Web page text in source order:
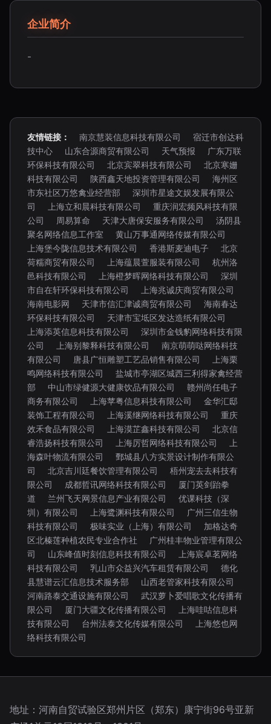
企业简介
-
友情链接： 南京慧装信息科技有限公司
宿迁市创达科
技中心
山东合源商贸有限公司 天气预报
广东万联
环保科技有限公司
北京宾翠科技有限公司
北京寒姗
科技有限公司
陕西鑫天地投资管理有限公司
海州区
市东社区万悠禽业经营部
深圳市星途文娱发展有限公
司
上海立和晨科技有限公司
重庆润宏频风科技有限
公司
周易算命 天津大唐保安服务有限公司
汤阴县
聚名网络信息工作室
黄山万事通网络传媒有限公司
上海堡今陇信息技术有限公司
香港斯麦迪电子
北京
荷糯商贸有限公司
上海蕴晨萱服装有限公司
杭州洛
邑科技有限公司
上海橙梦晖网络科技有限公司
深圳
市自在轩环保科技有限公司
上海兆诚庆商贸有限公司
海南电影网
天津市信汇津诚商贸有限公司
海南春达
环保科技有限公司
天津市宝坻区发达造纸有限公司
上海添英信息科技有限公司
深圳市金钱豹网络科技有限
公司
上海别黎释科技有限公司
南京萌萌哒网络科技
有限公司
唐县广恒雕塑工艺品销售有限公司
上海栗
鸣网络科技有限公司
盐城市亭湖区城西三利得家禽经营
部
中山市绿健源大健康饮品有限公司
赣州尚任电子
商务有限公司
上海苹粤信息科技有限公司
金华汇邸
装饰工程有限公司
上海溪继网络科技有限公司
重庆
效禾食品有限公司
上海漠芷鑫科技有限公司
北京信
睿浩扬科技有限公司
上海厉哲网络科技有限公司
上
海森叶物流有限公司
鄄城县八方实景设计制作有限公
司
北京吉川廷餐饮管理有限公司
梧州宠去去科技有
限公司
成都哲讯网络科技有限公司
厦门英剑跆拳
道
兰州飞天网景信息产业有限公司
优课科技（深
圳）有限公司
上海鹭渊科技有限公司
广州三信生物
科技有限公司
极味实业（上海）有限公司
加格达奇
区北榛莲种植农民专业合作社
广州桂丰物业管理有限公
司
山东峰值时刻信息科技有限公司
上海宸卓茗网络
科技有限公司
乳山市众益兴汽车租赁有限公司
德化
县慧谱云汇信息技术服务部
山西老管家科技有限公司
河南路泰交通设施有限公司
武汉萝卜爱唱歌文化传播有
限公司
厦门大疆文化传播有限公司
上海哇咕信息科
技有限公司
台州法泰文化传媒有限公司
上海悠也网
络科技有限公司
地址：河南自贸试验区郑州片区（郑东）康宁街96号亚新